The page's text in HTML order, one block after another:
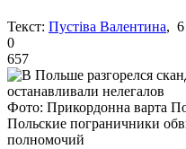
Текст: Пустіва Валентина, 6
0
657
Фото: Прикордонна варта
Польские пограничники
полномочий